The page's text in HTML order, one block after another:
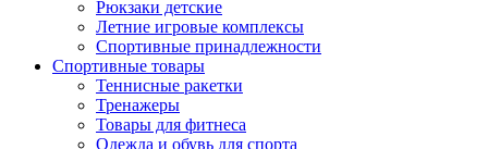
Рюкзаки детские
Летние игровые комплексы
Спортивные принадлежности
Спортивные товары
Теннисные ракетки
Тренажеры
Товары для фитнеса
Одежда и обувь для спорта